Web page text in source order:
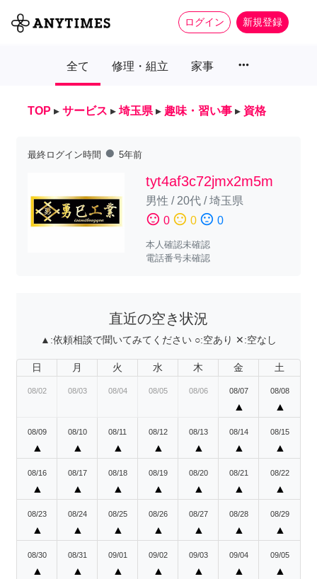
ログイン 新規登録
全て 修理・組立 家事 more_horiz
TOP ▸ サービス ▸ 埼玉県 ▸ 趣味・習い事 ▸ 資格
最終ログイン時間 fiber_manual_record 5年前
tyt4af3c72jmx2m5m
男性 / 20代/埼玉県
sentiment_satisfied 0 sentiment_neutral 0 sentiment_dissatisfied 0
本人確認未確認
電話番号未確認
直近の空き状況
▲:依頼相談で聞いてみてください ○:空あり ✕:空なし
日 月 火 水 木 金 土
08/02 08/03 08/04 08/05 08/06 08/07
▲
08/08
▲
08/09
▲
08/10
▲
08/11
▲
08/12
▲
08/13
▲
08/14
▲
08/15
▲
08/16
▲
08/17
▲
08/18
▲
08/19
▲
08/20
▲
08/21
▲
08/22
▲
08/23
▲
08/24
▲
08/25
▲
08/26
▲
08/27
▲
08/28
▲
08/29
▲
08/30
▲
08/31
▲
09/01
▲
09/02
▲
09/03
▲
09/04
▲
09/05
▲